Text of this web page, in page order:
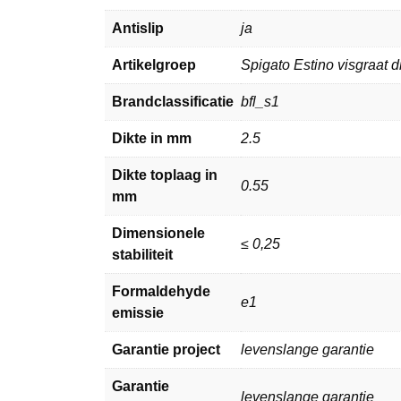
Antislip ja
Artikelgroep Spigato Estino visgraat
Brandclassificatie bfl_s1
Dikte in mm 2.5
Dikte toplaag in
mm
0.55
Dimensionele
stabiliteit
≤ 0,25
Formaldehyde
emissie
e1
Garantie project levenslange garantie
Garantie
levenslange garantie